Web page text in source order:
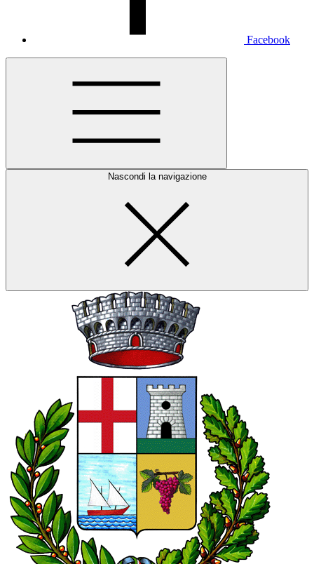
Facebook
Nascondi la navigazione